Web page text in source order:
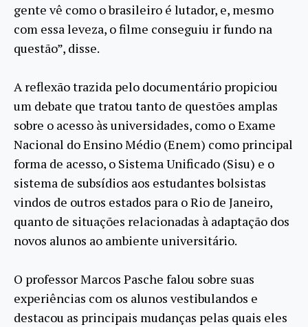
gente vê como o brasileiro é lutador, e, mesmo
com essa leveza, o filme conseguiu ir fundo na
questão”, disse.
A reflexão trazida pelo documentário propiciou
um debate que tratou tanto de questões amplas
sobre o acesso às universidades, como o Exame
Nacional do Ensino Médio (Enem) como principal
forma de acesso, o Sistema Unificado (Sisu) e o
sistema de subsídios aos estudantes bolsistas
vindos de outros estados para o Rio de Janeiro,
quanto de situações relacionadas à adaptação dos
novos alunos ao ambiente universitário.
O professor Marcos Pasche falou sobre suas
experiências com os alunos vestibulandos e
destacou as principais mudanças pelas quais eles